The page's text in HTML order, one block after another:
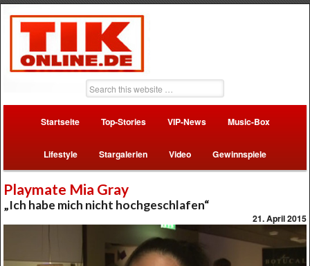
Startseite Top-Stories VIP-News Music-Box
Lifestyle Stargalerien Video Gewinnspiele
Playmate Mia Gray
„Ich habe mich nicht hochgeschlafen“
21. April 2015